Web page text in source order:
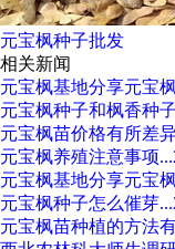
元宝枫种子批发
相关新闻
元宝枫基地分享元宝
元宝枫种子和枫香种
元宝枫苗价格有所差
元宝枫养殖注意事项
元宝枫基地分享元宝
元宝枫种子怎么催芽
元宝枫苗种植的方法